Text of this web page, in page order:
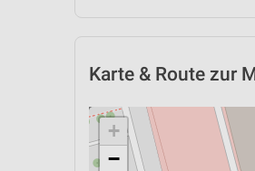
Karte & Route zur
+
−